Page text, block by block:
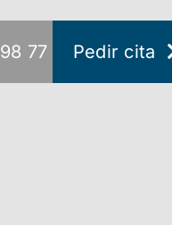
77 Pedir cita